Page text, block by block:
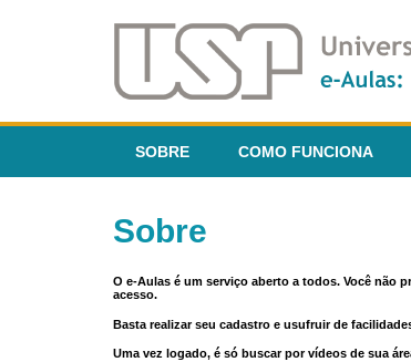
SOBRE COMO FUNCIONA
Sobre
O e-Aulas é um serviço aberto a todos. Você não
acesso.
Basta realizar seu cadastro e usufruir de
Uma vez logado, é só buscar por vídeos de sua